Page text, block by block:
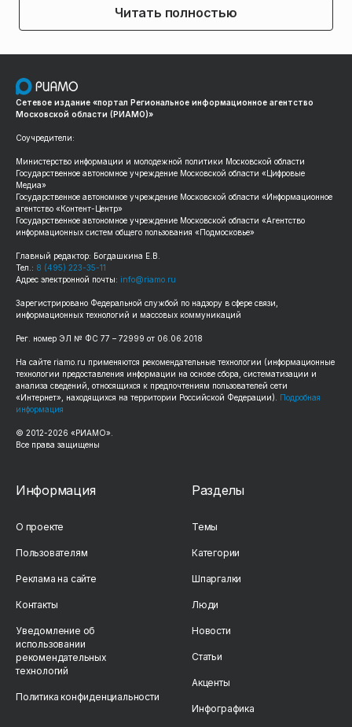
Читать полностью
Сетевое издание «портал Региональное информационное агентство
Московской области (РИАМО)»
Соучредители:
Министерство информации и молодежной политики Московской области
Государственное автономное учреждение Московской области «Цифровые
Медиа»
Государственное автономное учреждение Московской области «Информационное
агентство «Контент-Центр»
Государственное автономное учреждение Московской области «Агентство
информационных систем общего пользования «Подмосковье»
Главный редактор: Богдашкина Е.В.
Тел.: 8 (495) 223-35-11
Адрес электронной почты: info@riamo.ru
Зарегистрировано Федеральной службой по надзору в сфере связи,
информационных технологий и массовых коммуникаций
Рег. номер ЭЛ № ФС 77 – 72999 от 06.06.2018
На сайте riamo.ru применяются рекомендательные технологии (информационные
технологии предоставления информации на основе сбора, систематизации и
анализа сведений, относящихся к предпочтениям пользователей сети
«Интернет», находящихся на территории Российской Федерации).
Подробная
информация
© 2012-2026 «РИАМО».
Все права защищены
Информация
О проекте
Пользователям
Реклама на сайте
Контакты
Уведомление об
использовании
рекомендательных
технологий
Политика конфиденциальности
Разделы
Темы
Категории
Шпаргалки
Люди
Новости
Статьи
Акценты
Инфографика